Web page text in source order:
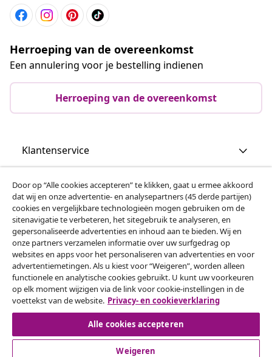
Herroeping van de overeenkomst
Een annulering voor je bestelling indienen
Herroeping van de overeenkomst
Klantenservice
Zakelijk
vidaXL
Ontdek meer
© 2008-2026 vidaXL www.vidaxl.nl is een website van vidaXL
Door op “Alle cookies accepteren” te klikken, gaat u ermee akkoord
dat wij en onze advertentie- en analysepartners (45 derde partijen)
cookies en vergelijkbare technologieën mogen gebruiken om de
sitenavigatie te verbeteren, het sitegebruik te analyseren, en
gepersonaliseerde advertenties en inhoud aan te bieden. Wij en
onze partners verzamelen informatie over uw surfgedrag op
websites en apps voor het personaliseren van advertenties en voor
advertentiemetingen. Als u kiest voor “Weigeren”, worden alleen
functionele en analytische cookies gebruikt. U kunt uw voorkeuren
op elk moment wijzigen via de link voor cookie-instellingen in de
voettekst van de website. Privacy- en cookieverklaring
Alle cookies accepteren
Weigeren